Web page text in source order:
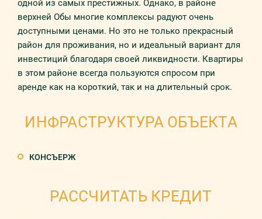
одной из самых престижных. Однако, в районе
верхней Обы многие комплексы радуют очень
доступными ценами. Но это не только прекрасный
район для проживания, но и идеальный вариант для
инвестиций благодаря своей ликвидности. Квартиры
в этом районе всегда пользуются спросом при
аренде как на короткий, так и на длительный срок.
ИНФРАСТРУКТУРА ОБЪЕКТА
КОНСЪЕРЖ
РАССЧИТАТЬ КРЕДИТ